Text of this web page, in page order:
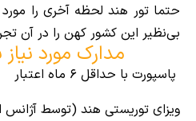
حتما تور هند لحظه آخری را مورد
بی‌نظیر این کشور کهن را در آن
مدارک مورد
پاسپورت با حداقل ۶ ماه اعتبار
ویزای توریستی هند (توسط